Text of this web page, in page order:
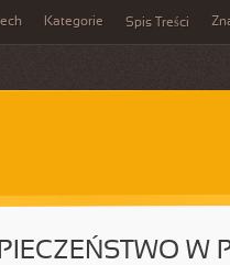
Kategorie Spis Treści
W